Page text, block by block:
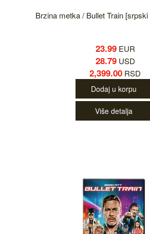
Brzina metka / Bullet Train [srpski
23.99EUR
28.79USD
2,399.00 RSD
Dodaj u korpu
Više detalja